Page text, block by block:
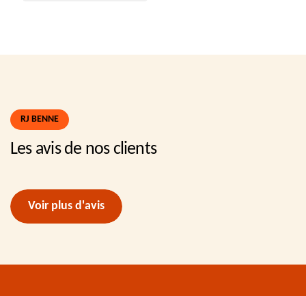
RJ BENNE
Les avis de nos clients
Voir plus d'avis